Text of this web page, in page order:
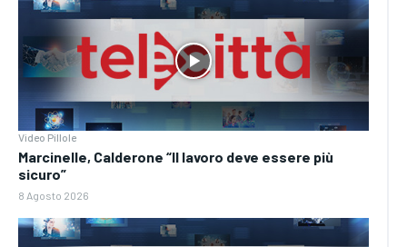
Video Pillole
Marcinelle, Calderone “Il lavoro deve essere più
sicuro”
8 Agosto 2026